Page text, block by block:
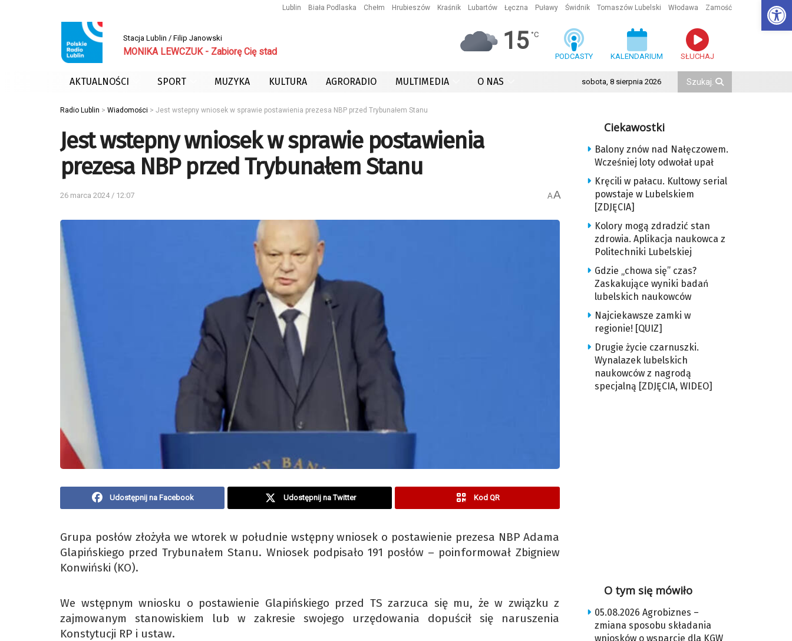
Lublin Biała Podlaska Chełm Hrubieszów Kraśnik Lubartów Łęczna Puławy Świdnik Tomaszów Lubelski Włodawa Zamość
Stacja Lublin / Filip Janowski
MONIKA LEWCZUK - Zabiorę Cię stad 15 °C
PODCASTY KALENDARIUM SŁUCHAJ
AKTUALNOŚCI SPORT MUZYKA KULTURA AGRORADIO MULTIMEDIA O NAS sobota, 8 sierpnia 2026
Radio Lublin > Wiadomości > Jest wstepny wniosek w sprawie postawienia prezesa NBP przed Trybunałem Stanu
Jest wstepny wniosek w sprawie postawienia
prezesa NBP przed Trybunałem Stanu
26 marca 2024 / 12:07 AA
Udostępnij na Facebook Udostępnij na Twitter Kod QR
Grupa posłów złożyła we wtorek w południe wstępny wniosek o postawienie prezesa NBP Adama
Glapińskiego przed Trybunałem Stanu. Wniosek podpisało 191 posłów – poinformował Zbigniew
Konwiński (KO).
We wstępnym wniosku o postawienie Glapińskiego przed TS zarzuca się mu, że w związku z
zajmowanym stanowiskiem lub w zakresie swojego urzędowania dopuścił się naruszenia
Konstytucji RP i ustaw.
Ciekawostki
Balony znów nad Nałęczowem.
Wcześniej loty odwołał upał
Kręcili w pałacu. Kultowy serial
powstaje w Lubelskiem
[ZDJĘCIA]
Kolory mogą zdradzić stan
zdrowia. Aplikacja naukowca z
Politechniki Lubelskiej
Gdzie „chowa się” czas?
Zaskakujące wyniki badań
lubelskich naukowców
Najciekawsze zamki w
regionie! [QUIZ]
Drugie życie czarnuszki.
Wynalazek lubelskich
naukowców z nagrodą
specjalną [ZDJĘCIA, WIDEO]
O tym się mówiło
05.08.2026 Agrobiznes –
zmiana sposobu składania
wniosków o wsparcie dla KGW